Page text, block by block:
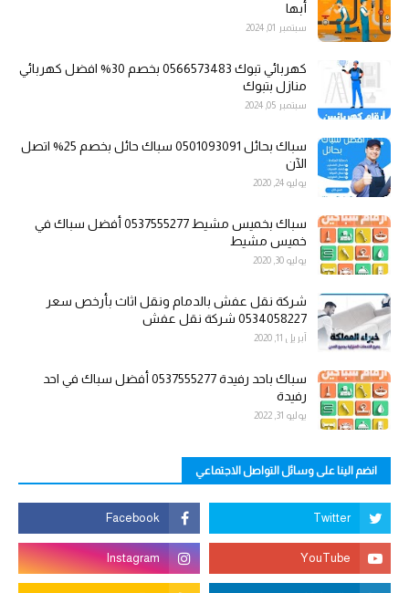
أبها
سبتمبر 01, 2024
كهربائي تبوك 0566573483 بخصم 30% افضل كهربائي
منازل بتبوك
سبتمبر 05, 2024
سباك بحائل 0501093091 سباك حائل بخصم 25% اتصل
الآن
يوليو 24, 2020
سباك بخميس مشيط 0537555277 أفضل سباك في
خميس مشيط
يوليو 30, 2020
شركة نقل عفش بالدمام ونقل اثاث بأرخص سعر
0534058227 شركة نقل عفش
أبريل 11, 2020
سباك باحد رفيدة 0537555277 أفضل سباك في احد
رفيدة
يوليو 31, 2022
انضم الينا على وسائل التواصل الاجتماعي